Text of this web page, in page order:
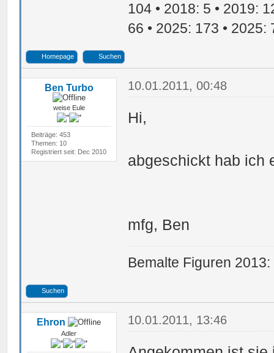
104 • 2018: 5 • 2019:
66 • 2025: 173 • 2025:
Homepage Suchen
Ben Turbo
weise Eule
Beiträge: 453
Themen: 10
Registriert seit: Dec 2010
10.01.2011, 00:48
Hi,
abgeschickt hab ich
mfg, Ben
Bemalte Figuren
Suchen
Ehron
Adler
10.01.2011, 13:46